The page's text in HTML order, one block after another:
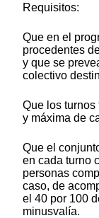
Requisitos:
Que en el
procedentes
y que se
colectivo
Que los
y máxima de
Que el
en cada turno
personas
caso, de
el 40 por 100
minusvalía.